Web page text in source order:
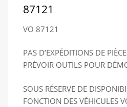
87121
VO 87121
PAS D’EXPÉDITIONS DE
PRÉVOIR OUTILS POUR
SOUS RÉSERVE DE
FONCTION DES VÉHICULES